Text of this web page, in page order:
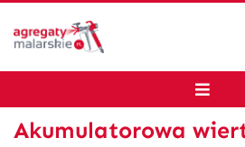
Akumulatorowa